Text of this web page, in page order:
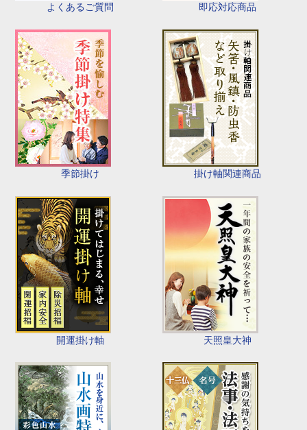
よくあるご質問 即応対応商品
季節掛け 掛け軸関連商品
開運掛け軸 天照皇大神